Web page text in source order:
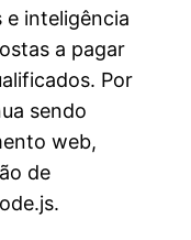
e inteligência
a pagar
Por
sendo
web,
de